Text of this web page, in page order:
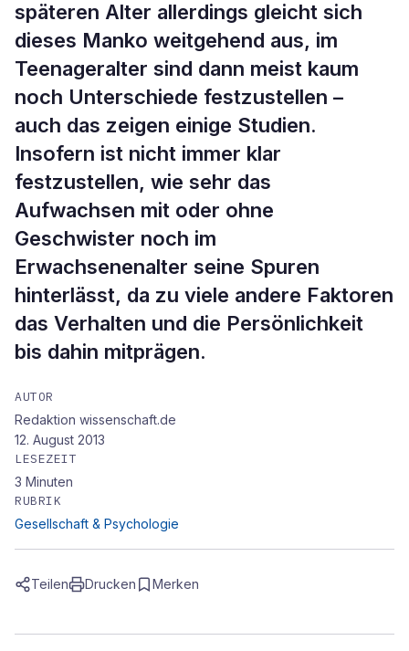
späteren Alter allerdings gleicht sich
dieses Manko weitgehend aus, im
Teenageralter sind dann meist kaum
noch Unterschiede festzustellen –
auch das zeigen einige Studien.
Insofern ist nicht immer klar
festzustellen, wie sehr das
Aufwachsen mit oder ohne
Geschwister noch im
Erwachsenenalter seine Spuren
hinterlässt, da zu viele andere Faktoren
das Verhalten und die Persönlichkeit
bis dahin mitprägen.
AUTOR
Redaktion wissenschaft.de
12. August 2013
LESEZEIT
3 Minuten
RUBRIK
Gesellschaft & Psychologie
Teilen Drucken Merken